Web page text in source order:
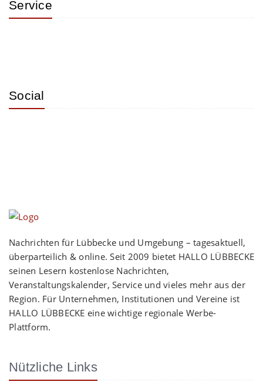
Service
Social
Nachrichten für Lübbecke und Umgebung – tagesaktuell,
überparteilich & online. Seit 2009 bietet HALLO LÜBBECKE
seinen Lesern kostenlose Nachrichten,
Veranstaltungskalender, Service und vieles mehr aus der
Region. Für Unternehmen, Institutionen und Vereine ist
HALLO LÜBBECKE eine wichtige regionale Werbe-
Plattform.
Nützliche Links